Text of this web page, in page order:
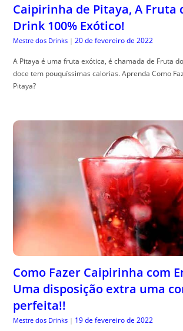
Caipirinha de Pitaya, A Fruta
Drink 100% Exótico!
Mestre dos Drinks | 20 de fevereiro de 2022
A Pitaya é uma fruta exótica, é chamada de Fruta
doce tem pouquíssimas calorias. Aprenda Como
Pitaya?
Como Fazer Caipirinha com
Uma disposição extra uma
perfeita!!
Mestre dos Drinks | 19 de fevereiro de 2022